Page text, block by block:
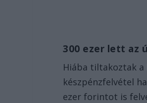
300 ezer lett az
Hiába tiltakoztak a
készpénzfelvétel
ezer forintot is